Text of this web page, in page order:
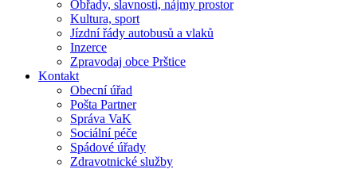
Obřady, slavnosti, nájmy prostor
Kultura, sport
Jízdní řády autobusů a vlaků
Inzerce
Zpravodaj obce Prštice
Kontakt
Obecní úřad
Pošta Partner
Správa VaK
Sociální péče
Spádové úřady
Zdravotnické služby